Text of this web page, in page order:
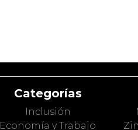
Categorías
Inclusión
Economía y Trabajo